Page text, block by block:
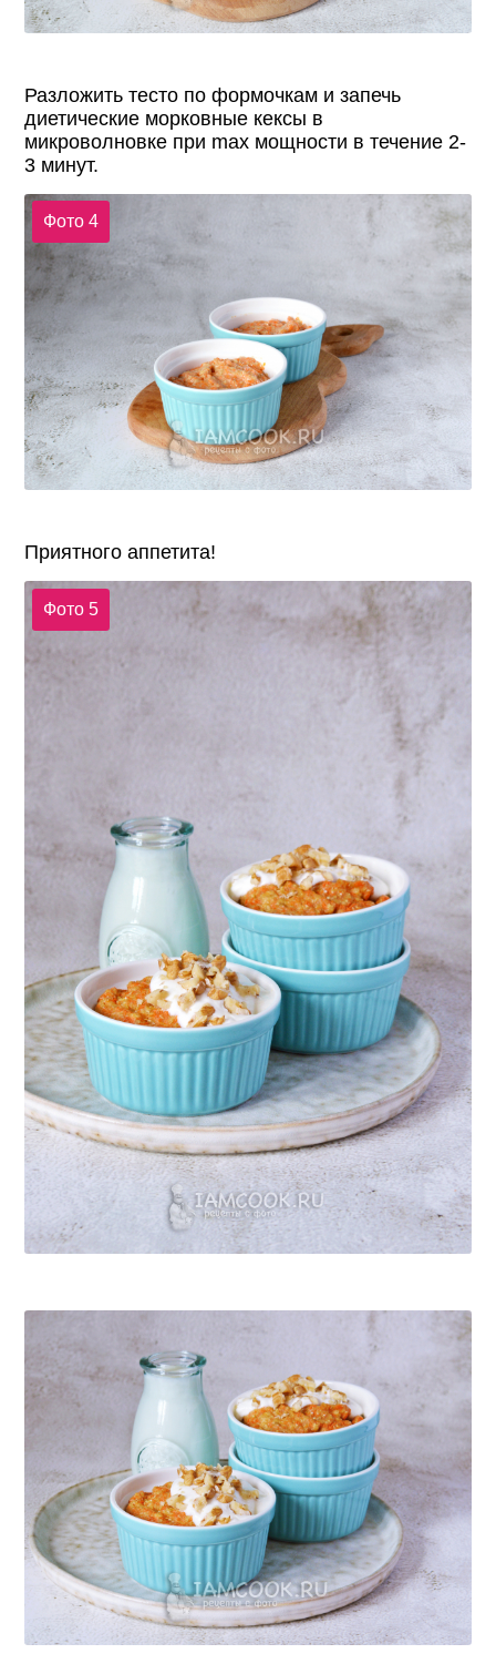
Разложить тесто по формочкам и запечь
диетические морковные кексы в
микроволновке при max мощности в течение 2-
3 минут.
Фото 4
Приятного аппетита!
Фото 5